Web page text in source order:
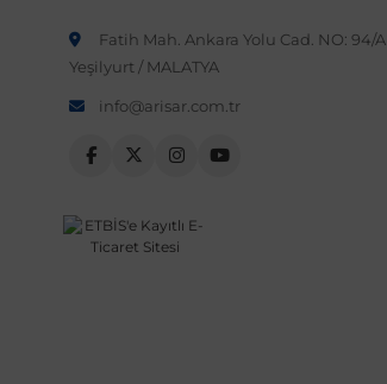
Fatih Mah. Ankara Yolu Cad. NO: 94/A
Yeşilyurt / MALATYA
info@arisar.com.tr